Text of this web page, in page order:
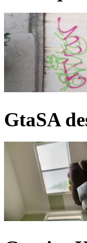
GtaSA